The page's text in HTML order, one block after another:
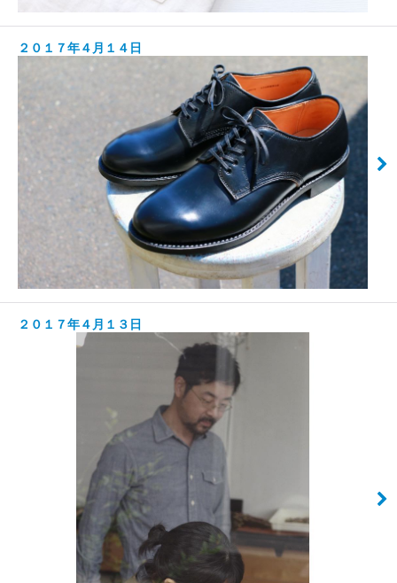
２０１７年４月１４日
２０１７年４月１３日